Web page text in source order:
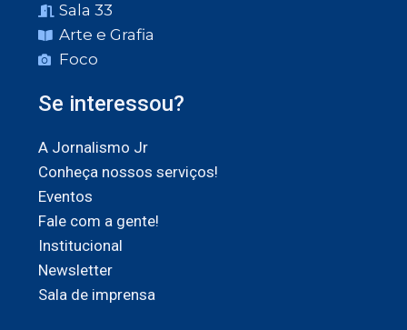
Sala 33
Arte e Grafia
Foco
Se interessou?
A Jornalismo Jr
Conheça nossos serviços!
Eventos
Fale com a gente!
Institucional
Newsletter
Sala de imprensa